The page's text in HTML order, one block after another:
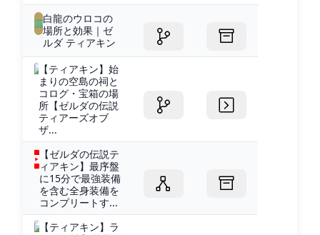
白龍のウロコの
場所と効果｜ゼ
ルダ ティアキン
【ティアキン】始
まりの空島の祠と
コログ・宝箱の場
所【ゼルダの伝説
ティアーズオブ
ザ...
【ゼルダの伝説テ
ィアキン】最序盤
に15分で最強装備
を含む全身装備を
コンプリートす...
【ティアキン】ラ